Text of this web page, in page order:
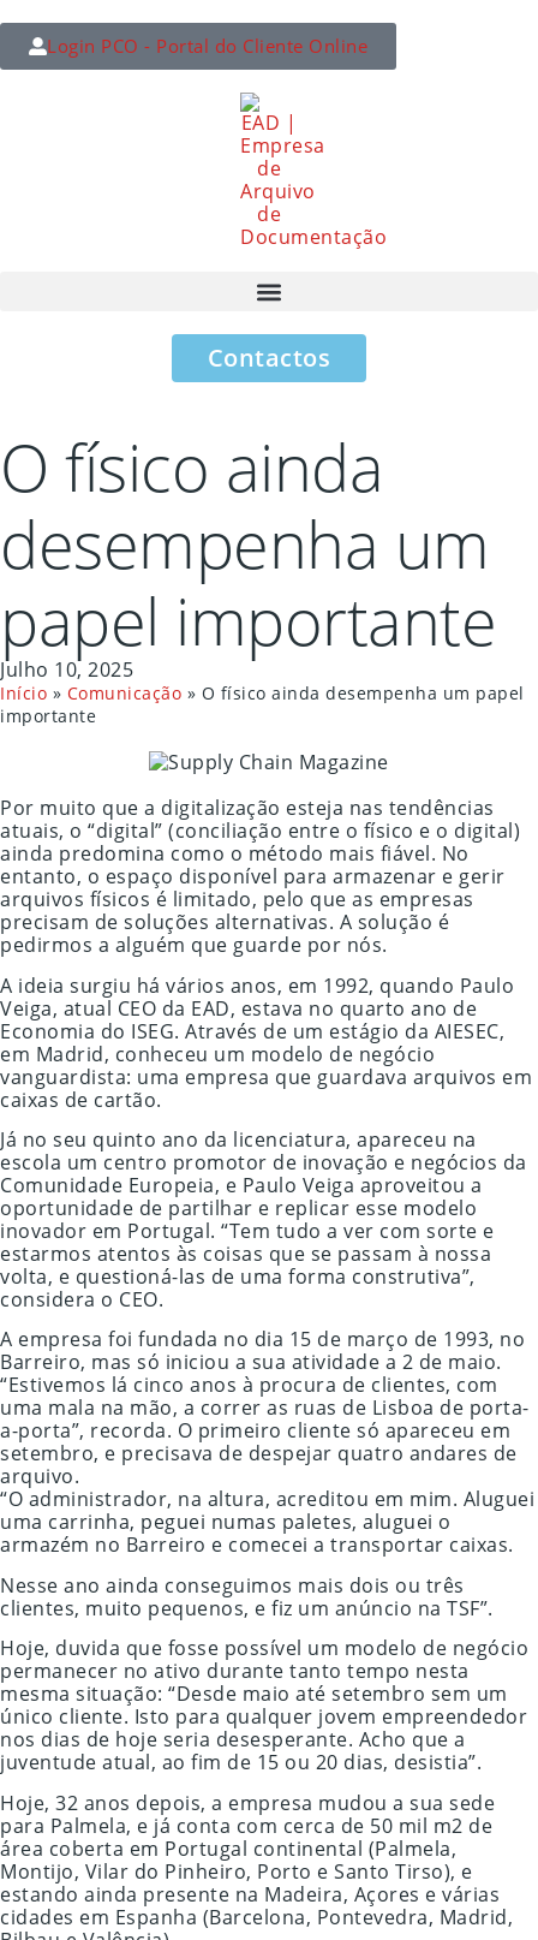
Login PCO - Portal do Cliente Online
Contactos
O físico ainda
desempenha um
papel importante
Julho 10, 2025
Início » Comunicação » O físico ainda desempenha um papel
importante
Por muito que a digitalização esteja nas tendências
atuais, o “digital” (conciliação entre o físico e o digital)
ainda predomina como o método mais fiável. No
entanto, o espaço disponível para armazenar e gerir
arquivos físicos é limitado, pelo que as empresas
precisam de soluções alternativas. A solução é
pedirmos a alguém que guarde por nós.
A ideia surgiu há vários anos, em 1992, quando Paulo
Veiga, atual CEO da EAD, estava no quarto ano de
Economia do ISEG. Através de um estágio da AIESEC,
em Madrid, conheceu um modelo de negócio
vanguardista: uma empresa que guardava arquivos em
caixas de cartão.
Já no seu quinto ano da licenciatura, apareceu na
escola um centro promotor de inovação e negócios da
Comunidade Europeia, e Paulo Veiga aproveitou a
oportunidade de partilhar e replicar esse modelo
inovador em Portugal. “Tem tudo a ver com sorte e
estarmos atentos às coisas que se passam à nossa
volta, e questioná-las de uma forma construtiva”,
considera o CEO.
A empresa foi fundada no dia 15 de março de 1993, no
Barreiro, mas só iniciou a sua atividade a 2 de maio.
“Estivemos lá cinco anos à procura de clientes, com
uma mala na mão, a correr as ruas de Lisboa de porta-
a-porta”, recorda. O primeiro cliente só apareceu em
setembro, e precisava de despejar quatro andares de
arquivo.
“O administrador, na altura, acreditou em mim. Aluguei
uma carrinha, peguei numas paletes, aluguei o
armazém no Barreiro e comecei a transportar caixas.
Nesse ano ainda conseguimos mais dois ou três
clientes, muito pequenos, e fiz um anúncio na TSF”.
Hoje, duvida que fosse possível um modelo de negócio
permanecer no ativo durante tanto tempo nesta
mesma situação: “Desde maio até setembro sem um
único cliente. Isto para qualquer jovem empreendedor
nos dias de hoje seria desesperante. Acho que a
juventude atual, ao fim de 15 ou 20 dias, desistia”.
Hoje, 32 anos depois, a empresa mudou a sua sede
para Palmela, e já conta com cerca de 50 mil m2 de
área coberta em Portugal continental (Palmela,
Montijo, Vilar do Pinheiro, Porto e Santo Tirso), e
estando ainda presente na Madeira, Açores e várias
cidades em Espanha (Barcelona, Pontevedra, Madrid,